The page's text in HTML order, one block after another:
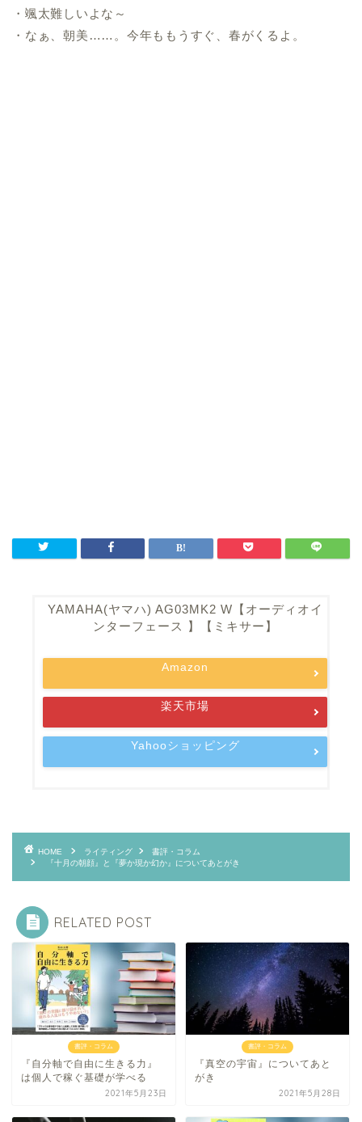
・颯太難しいよな～
・なぁ、朝美……。今年ももうすぐ、春がくるよ。
YAMAHA(ヤマハ) AG03MK2 W【オーディオイ
ンターフェース 】【ミキサー】
Amazon
楽天市場
Yahooショッピング
HOME ライティング
書評・コラム
『十月の朝顔』と『夢か現か幻か』についてあとがき
RELATED POST
書評・コラム
『自分軸で自由に生きる力』
は個人で稼ぐ基礎が学べる
2021年5月23日
書評・コラム
『真空の宇宙』についてあと
がき
2021年5月28日